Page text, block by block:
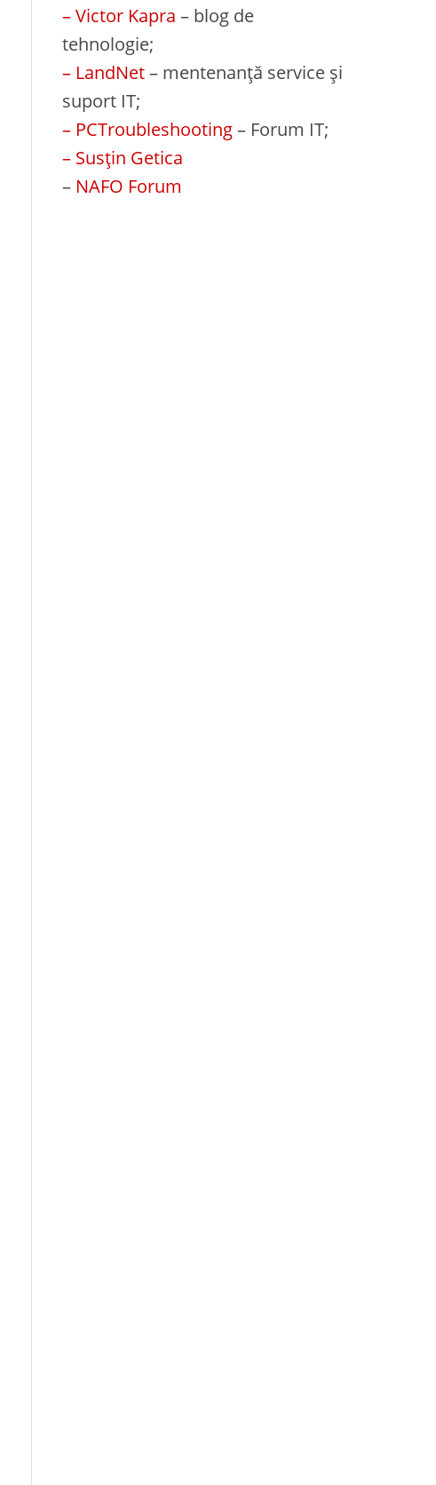
– Victor Kapra – blog de
tehnologie;
– LandNet– mentenanță service și
suport IT;
– PCTroubleshooting– Forum IT;
– Susțin Getica
– NAFO Forum